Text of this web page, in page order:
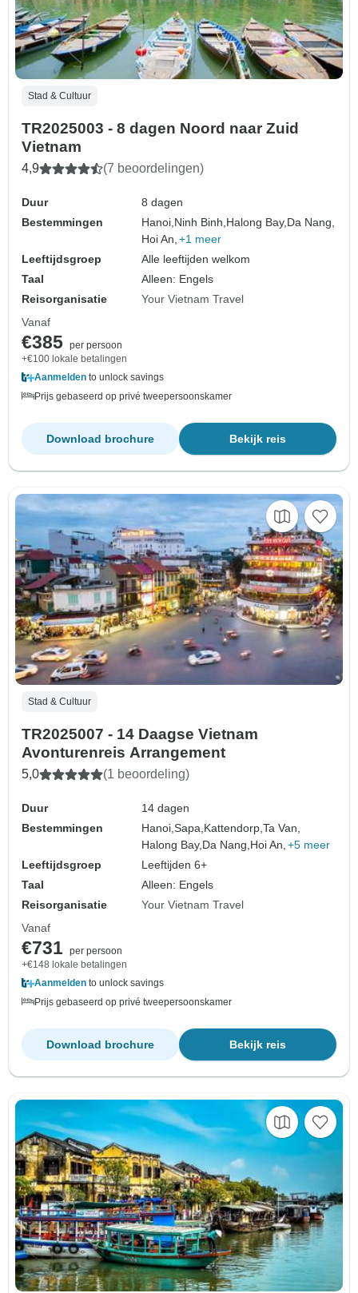
Stad & Cultuur
TR2025003 - 8 dagen Noord naar Zuid
Vietnam
4,9 (7 beoordelingen)
Duur
8 dagen
Bestemmingen
Hanoi,Ninh Binh,Halong Bay,Da Nang,
Hoi An, +1 meer
Leeftijdsgroep
Alle leeftijden welkom
Taal
Alleen: Engels
Reisorganisatie
Your Vietnam Travel
Vanaf
€385 per persoon
+€100 lokale betalingen
Aanmelden to unlock savings
Prijs gebaseerd op privé tweepersoonskamer
Bekijk reis
Download brochure
Stad & Cultuur
TR2025007 - 14 Daagse Vietnam
Avonturenreis Arrangement
5,0 (1 beoordeling)
Duur
14 dagen
Bestemmingen
Hanoi,Sapa,Kattendorp,Ta Van,
Halong Bay,Da Nang,Hoi An, +5 meer
Leeftijdsgroep
Leeftijden 6+
Taal
Alleen: Engels
Reisorganisatie
Your Vietnam Travel
Vanaf
€731 per persoon
+€148 lokale betalingen
Aanmelden to unlock savings
Prijs gebaseerd op privé tweepersoonskamer
Bekijk reis
Download brochure